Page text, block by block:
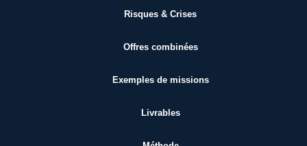
Risques & Crises
Offres combinées
Exemples de missions
Livrables